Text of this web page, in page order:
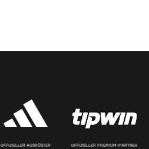
OFFIZIELLER AUSRÜSTER OFFIZIELLER PREMIUM-PARTNER